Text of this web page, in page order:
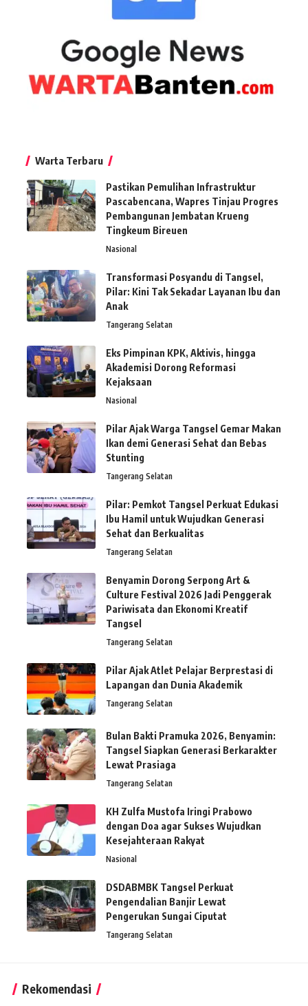
Warta Terbaru
Pastikan Pemulihan Infrastruktur
Pascabencana, Wapres Tinjau Progres
Pembangunan Jembatan Krueng
Tingkeum Bireuen
Nasional
Transformasi Posyandu di Tangsel,
Pilar: Kini Tak Sekadar Layanan Ibu dan
Anak
Tangerang Selatan
Eks Pimpinan KPK, Aktivis, hingga
Akademisi Dorong Reformasi
Kejaksaan
Nasional
Pilar Ajak Warga Tangsel Gemar Makan
Ikan demi Generasi Sehat dan Bebas
Stunting
Tangerang Selatan
Pilar: Pemkot Tangsel Perkuat Edukasi
Ibu Hamil untuk Wujudkan Generasi
Sehat dan Berkualitas
Tangerang Selatan
Benyamin Dorong Serpong Art &
Culture Festival 2026 Jadi Penggerak
Pariwisata dan Ekonomi Kreatif
Tangsel
Tangerang Selatan
Pilar Ajak Atlet Pelajar Berprestasi di
Lapangan dan Dunia Akademik
Tangerang Selatan
Bulan Bakti Pramuka 2026, Benyamin:
Tangsel Siapkan Generasi Berkarakter
Lewat Prasiaga
Tangerang Selatan
KH Zulfa Mustofa Iringi Prabowo
dengan Doa agar Sukses Wujudkan
Kesejahteraan Rakyat
Nasional
DSDABMBK Tangsel Perkuat
Pengendalian Banjir Lewat
Pengerukan Sungai Ciputat
Tangerang Selatan
Rekomendasi